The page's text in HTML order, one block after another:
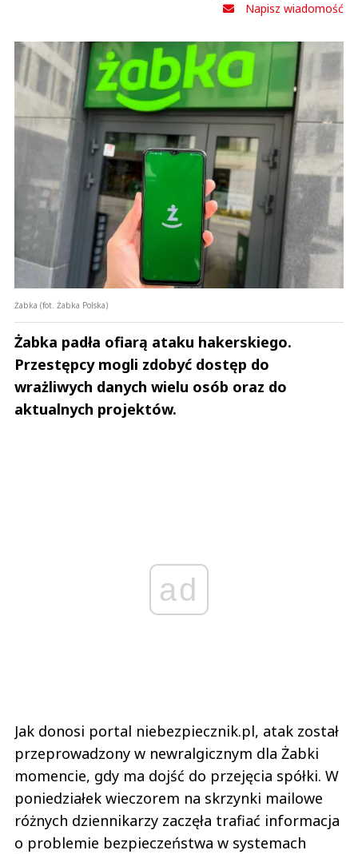
Napisz wiadomość
Żabka (fot. Żabka Polska)
Żabka padła ofiarą ataku hakerskiego.
Przestępcy mogli zdobyć dostęp do
wrażliwych danych wielu osób oraz do
aktualnych projektów.
ad
Jak donosi portal niebezpiecznik.pl, atak został
przeprowadzony w newralgicznym dla Żabki
momencie, gdy ma dojść do przejęcia spółki. W
poniedziałek wieczorem na skrzynki mailowe
różnych dziennikarzy zaczęła trafiać informacja
o problemie bezpieczeństwa w systemach